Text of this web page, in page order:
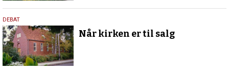
15.
januar
2019
DEBAT
Når kirken er til salg